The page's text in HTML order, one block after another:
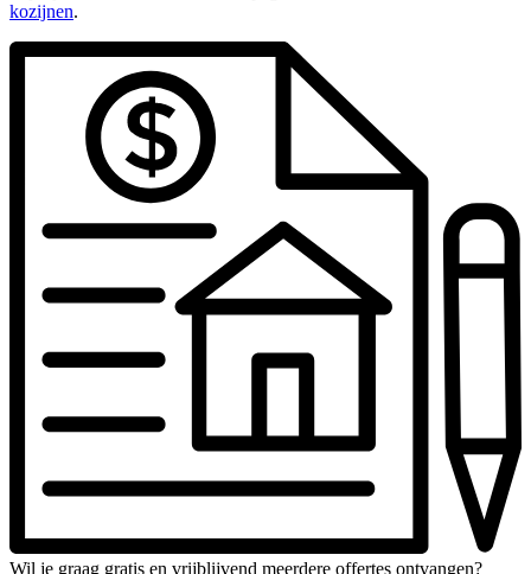
kozijnen.
Wil je graag gratis en vrijblijvend meerdere offertes ontvangen?